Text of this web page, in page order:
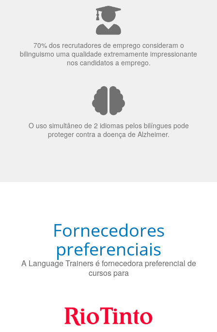
70% dos recrutadores de emprego consideram o
bilinguismo uma qualidade extremamente impressionante
O uso simultâneo de 2 idiomas pelos bilíngues pode
Fornecedores
preferenciais
A Language Trainers é fornecedora preferencial de